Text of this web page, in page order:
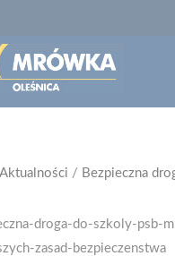
Aktualności / Bezpieczna